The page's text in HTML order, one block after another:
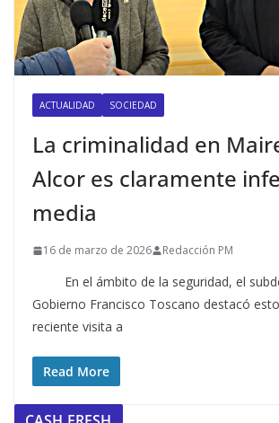
ACTUALIDAD SOCIEDAD
La criminalidad en
Alcor es claramente
media
16 de marzo de 2026 Redacción PM
En el ámbito de la seguridad, el
Gobierno Francisco Toscano destacó
reciente visita a
Read More